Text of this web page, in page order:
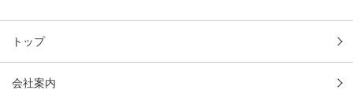
トップ
会社案内